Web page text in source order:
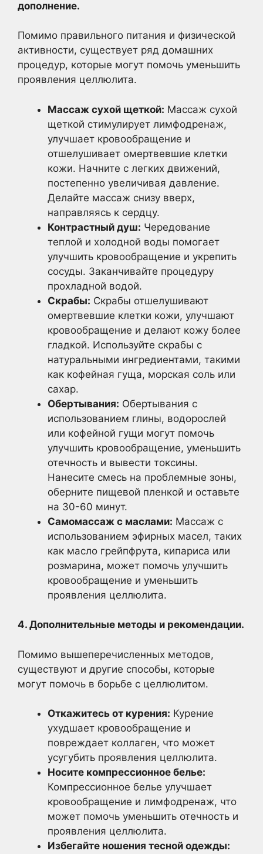
дополнение.
Помимо правильного питания и физической
активности, существует ряд домашних
процедур, которые могут помочь уменьшить
проявления целлюлита.
Массаж сухой щеткой: Массаж сухой
щеткой стимулирует лимфодренаж,
улучшает кровообращение и
отшелушивает омертвевшие клетки
кожи. Начните с легких движений,
постепенно увеличивая давление.
Делайте массаж снизу вверх,
направляясь к сердцу.
Контрастный душ: Чередование
теплой и холодной воды помогает
улучшить кровообращение и укрепить
сосуды. Заканчивайте процедуру
прохладной водой.
Скрабы: Скрабы отшелушивают
омертвевшие клетки кожи, улучшают
кровообращение и делают кожу более
гладкой. Используйте скрабы с
натуральными ингредиентами, такими
как кофейная гуща, морская соль или
сахар.
Обертывания: Обертывания с
использованием глины, водорослей
или кофейной гущи могут помочь
улучшить кровообращение, уменьшить
отечность и вывести токсины.
Нанесите смесь на проблемные зоны,
оберните пищевой пленкой и оставьте
на 30-60 минут.
Самомассаж с маслами: Массаж с
использованием эфирных масел, таких
как масло грейпфрута, кипариса или
розмарина, может помочь улучшить
кровообращение и уменьшить
проявления целлюлита.
4. Дополнительные методы и рекомендации.
Помимо вышеперечисленных методов,
существуют и другие способы, которые
могут помочь в борьбе с целлюлитом.
Откажитесь от курения: Курение
ухудшает кровообращение и
повреждает коллаген, что может
усугубить проявления целлюлита.
Носите компрессионное белье:
Компрессионное белье улучшает
кровообращение и лимфодренаж, что
может помочь уменьшить отечность и
проявления целлюлита.
Избегайте ношения тесной одежды: